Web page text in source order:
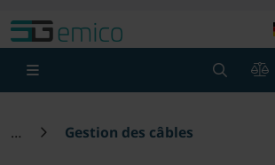
Gestion des câbles